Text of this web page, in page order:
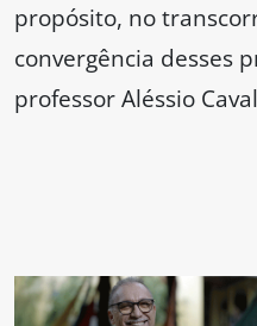
propósito, no
convergência desses
professor Aléssio